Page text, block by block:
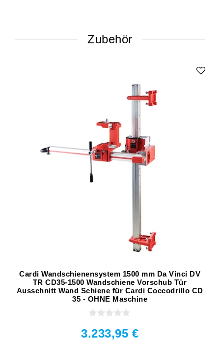
Zubehör
Cardi Wandschienensystem 1500 mm Da Vinci DV
TR CD35-1500 Wandschiene Vorschub Tür
Ausschnitt Wand Schiene für Cardi Coccodrillo CD
35 - OHNE Maschine
3.233,95 €